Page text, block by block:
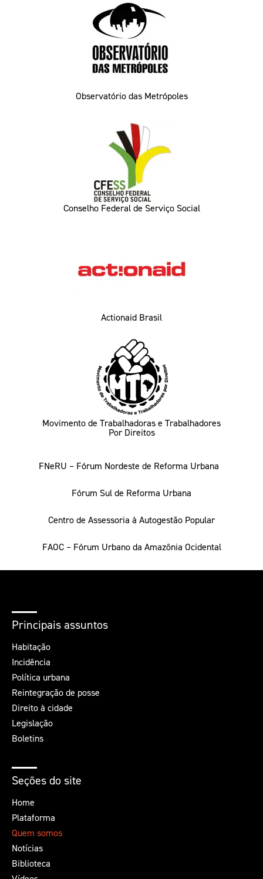
Observatório das Metrópoles
Conselho Federal de Serviço Social
Actionaid Brasil
Movimento de Trabalhadoras e Trabalhadores
Por Direitos
FNeRU – Fórum Nordeste de Reforma Urbana
Fórum Sul de Reforma Urbana
Centro de Assessoria à Autogestão Popular
FAOC – Fórum Urbano da Amazônia Ocidental
Principais assuntos
Habitação
Incidência
Política urbana
Reintegração de posse
Direito à cidade
Legislação
Boletins
Seções do site
Home
Plataforma
Quem somos
Notícias
Biblioteca